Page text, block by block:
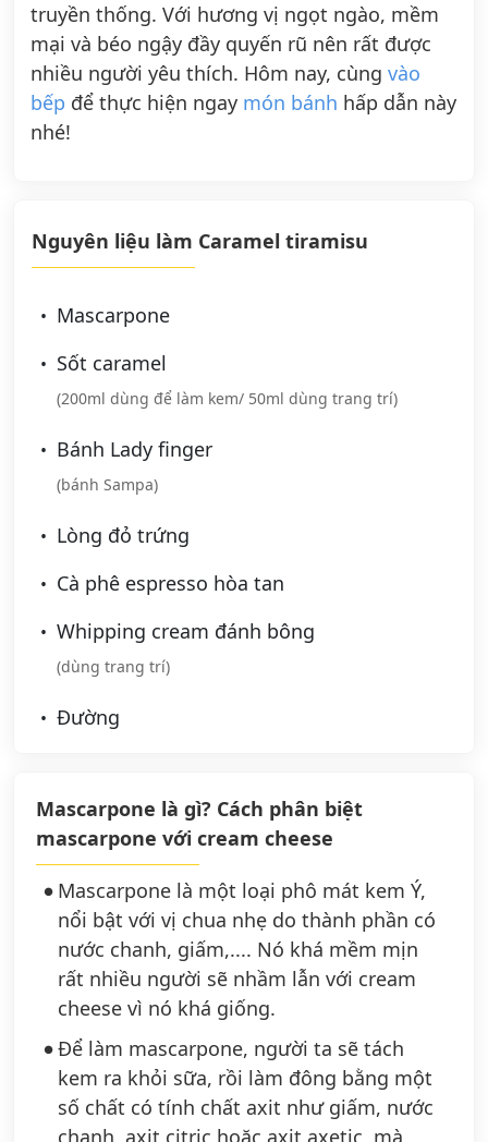
truyền thống. Với hương vị ngọt ngào, mềm
mại và béo ngậy đầy quyến rũ nên rất được
nhiều người yêu thích. Hôm nay, cùng vào
bếp để thực hiện ngay món bánh hấp dẫn này
nhé!
Nguyên liệu làm Caramel tiramisu
Mascarpone
Sốt caramel
(200ml dùng để làm kem/ 50ml dùng trang trí)
Bánh Lady finger
(bánh Sampa)
Lòng đỏ trứng
Cà phê espresso hòa tan
Whipping cream đánh bông
(dùng trang trí)
Đường
Mascarpone là gì? Cách phân biệt
mascarpone với cream cheese
Mascarpone là một loại phô mát kem Ý,
nổi bật với vị chua nhẹ do thành phần có
nước chanh, giấm,.... Nó khá mềm mịn
rất nhiều người sẽ nhầm lẫn với cream
cheese vì nó khá giống.
Để làm mascarpone, người ta sẽ tách
kem ra khỏi sữa, rồi làm đông bằng một
số chất có tính chất axit như giấm, nước